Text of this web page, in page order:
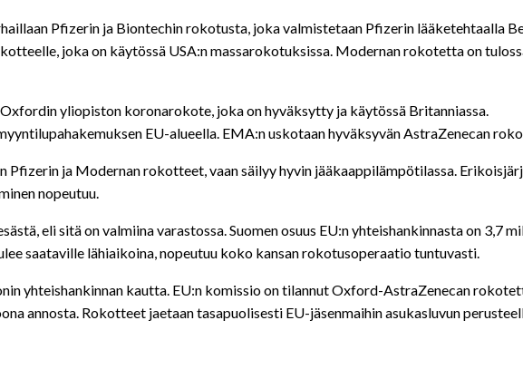
Pfizerin ja Biontechin rokotusta, joka valmistetaan Pfizerin lääketehtaalla
joka on käytössä USA:n massarokotuksissa. Modernan rokotetta on
yliopiston koronarokote, joka on hyväksytty ja käytössä Britanniassa.
EU-alueella. EMA:n uskotaan hyväksyvän AstraZenecan
Pfizerin ja Modernan rokotteet, vaan säilyy hyvin jääkaappilämpötilassa.
nopeutuu.
eli sitä on valmiina varastossa. Suomen osuus EU:n yhteishankinnasta on 3,7
saataville lähiaikoina, nopeutuu koko kansan rokotusoperaatio tuntuvasti.
yhteishankinnan kautta. EU:n komissio on tilannut Oxford-AstraZenecan
annosta. Rokotteet jaetaan tasapuolisesti EU-jäsenmaihin asukasluvun